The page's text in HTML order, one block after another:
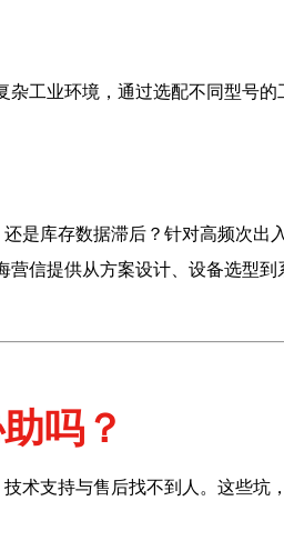
工业环境，通过选配不同型号的
库存数据滞后？针对高频次出
信提供从方案设计、设备选型
吗？
术支持与售后找不到人。这些坑